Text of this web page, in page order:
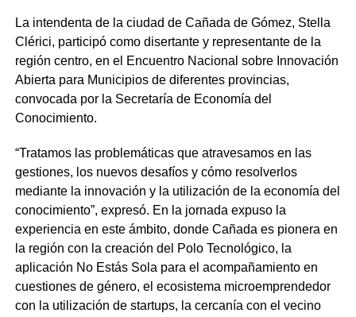
La intendenta de la ciudad de Cañada de Gómez, Stella
Clérici, participó como disertante y representante de la
región centro, en el Encuentro Nacional sobre Innovación
Abierta para Municipios de diferentes provincias,
convocada por la Secretaría de Economía del
Conocimiento.
“Tratamos las problemáticas que atravesamos en las
gestiones, los nuevos desafíos y cómo resolverlos
mediante la innovación y la utilización de la economía del
conocimiento”, expresó. En la jornada expuso la
experiencia en este ámbito, donde Cañada es pionera en
la región con la creación del Polo Tecnológico, la
aplicación No Estás Sola para el acompañamiento en
cuestiones de género, el ecosistema microemprendedor
con la utilización de startups, la cercanía con el vecino